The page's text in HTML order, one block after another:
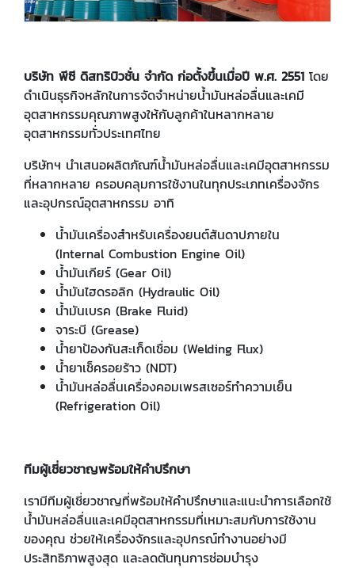
บริษัท พีซี ดิสทริบิวชั่น จำกัด ก่อตั้งขึ้นเมื่อปี พ.ศ. 2551 โดย
ดำเนินธุรกิจหลักในการจัดจำหน่ายน้ำมันหล่อลื่นและเคมี
อุตสาหกรรมคุณภาพสูงให้กับลูกค้าในหลากหลาย
อุตสาหกรรมทั่วประเทศไทย
บริษัทฯ นำเสนอผลิตภัณฑ์น้ำมันหล่อลื่นและเคมีอุตสาหกรรม
ที่หลากหลาย ครอบคลุมการใช้งานในทุกประเภทเครื่องจักร
และอุปกรณ์อุตสาหกรรม อาทิ
น้ำมันเครื่องสำหรับเครื่องยนต์สันดาปภายใน
(Internal Combustion Engine Oil)
น้ำมันเกียร์ (Gear Oil)
น้ำมันไฮดรอลิก (Hydraulic Oil)
น้ำมันเบรค (Brake Fluid)
จาระบี (Grease)
น้ำยาป้องกันสะเก็ดเชื่อม (Welding Flux)
น้ำยาเช็ครอยร้าว (NDT)
น้ำมันหล่อลื่นเครื่องคอมเพรสเซอร์ทำความเย็น
(Refrigeration Oil)
ทีมผู้เชี่ยวชาญพร้อมให้คำปรึกษา
เรามีทีมผู้เชี่ยวชาญที่พร้อมให้คำปรึกษาและแนะนำการเลือกใช้
น้ำมันหล่อลื่นและเคมีอุตสาหกรรมที่เหมาะสมกับการใช้งาน
ของคุณ ช่วยให้เครื่องจักรและอุปกรณ์ทำงานอย่างมี
ประสิทธิภาพสูงสุด และลดต้นทุนการซ่อมบำรุง